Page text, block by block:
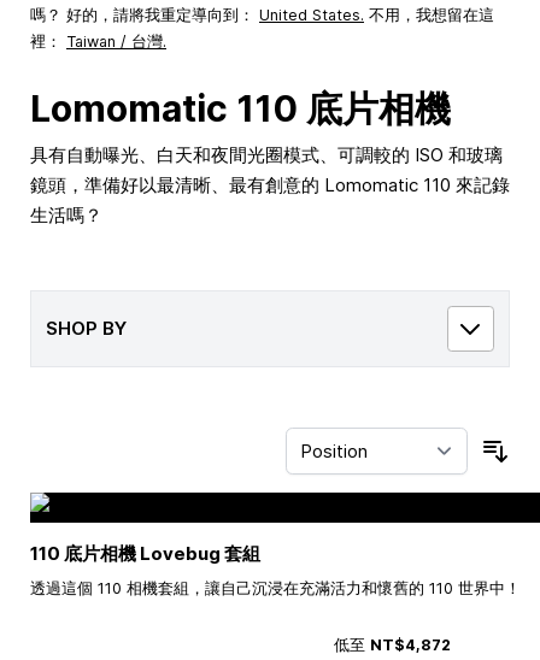
嗎？ 好的，請將我重定導向到： United States. 不用，我想留在這
裡： Taiwan / 台灣.
Lomomatic 110 底片相機
具有自動曝光、白天和夜間光圈模式、可調較的 ISO 和玻璃
鏡頭，準備好以最清晰、最有創意的 Lomomatic 110 來記錄
生活嗎？
SHOP BY
110 底片相機 Lovebug 套組
透過這個 110 相機套組，讓自己沉浸在充滿活力和懷舊的 110 世界中！
低至 NT$4,872